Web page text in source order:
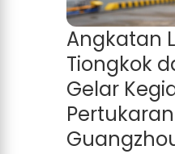
Angkatan
Tiongkok
Gelar